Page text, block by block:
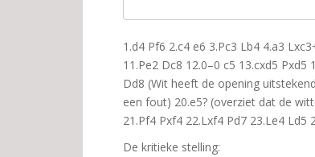
1.d4 Pf6 2.c4 e6 3.Pc3 Lb4 4.a3
11.Pe2 Dc8 12.0–0 c5 13.cxd5
Dd8 (Wit heeft de opening
een fout) 20.e5? (overziet dat de
21.Pf4 Pxf4 22.Lxf4 Pd7 23.Le4 Ld5
De kritieke stelling: